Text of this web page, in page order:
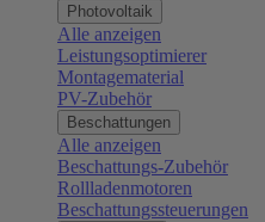
Photovoltaik
Alle anzeigen
Leistungsoptimierer
Montagematerial
PV-Zubehör
Beschattungen
Alle anzeigen
Beschattungs-Zubehör
Rollladenmotoren
Beschattungssteuerungen